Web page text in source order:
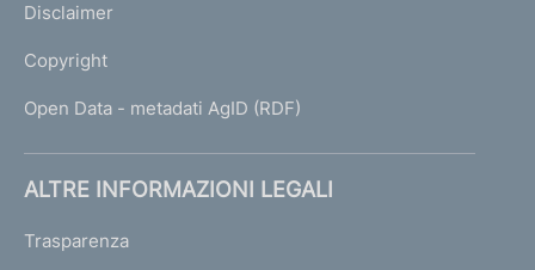
Disclaimer
Copyright
Open Data - metadati AgID (RDF)
ALTRE INFORMAZIONI LEGALI
Trasparenza